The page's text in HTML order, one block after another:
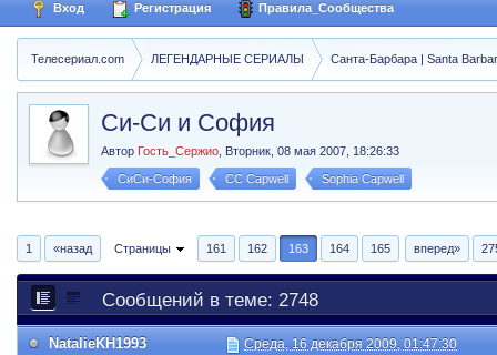
Вход Регистрация Правила_Сообщества
Телесериал.com ЛЕГЕНДАРНЫЕ СЕРИАЛЫ Санта-Барбара | Santa
Си-Си и София
Автор Гость_Сержио Вторник, 08 мая 2007, 18:26:33
СиСи-София CC Capwell Sophia Capwell
1 «назад Страницы 161 162 163 164 165 вперед»
Сообщений в теме: 2748
NatalieKH1993 Среда, 16 декабря 2009, 01:47:30